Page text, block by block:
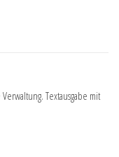
Textausgabe mit